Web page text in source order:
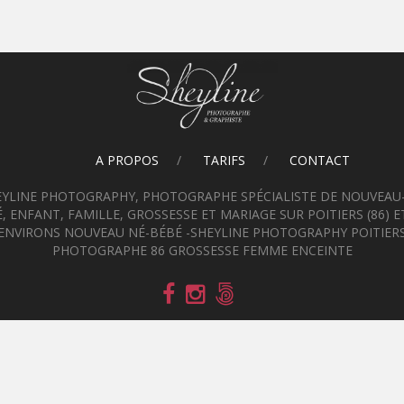
A PROPOS TARIFS CONTACT
PHOTOGRAPHY, PHOTOGRAPHE SPÉCIALISTE DE
ENFANT, FAMILLE, GROSSESSE ET MARIAGE SUR POITIERS (86)
ENVIRONS NOUVEAU NÉ-BÉBÉ -SHEYLINE PHOTOGRAPHY
PHOTOGRAPHE 86 GROSSESSE FEMME ENCEINTE